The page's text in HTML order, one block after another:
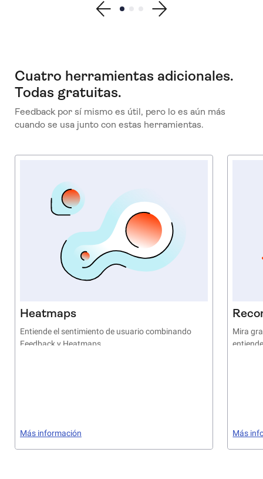
Show testimonial 1
Show testimonial 2
Show testimonial 3
Show next testimonial
Cuatro herramientas adicionales.
Todas gratuitas.
Feedback por sí mismo es útil, pero lo es aún más
cuando se usa junto con estas herramientas.
Heatmaps
Entiende el sentimiento de usuario combinando
Feedback y Heatmaps
Más información
Mira
Más